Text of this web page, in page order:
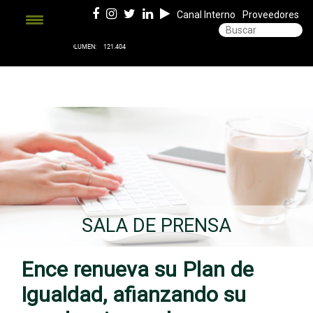
Canal Interno Proveedores
SALA DE PRENSA
Ence renueva su Plan de
Igualdad, afianzando su